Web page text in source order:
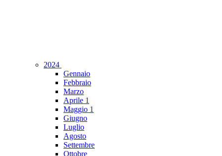
2024
Gennaio
Febbraio
Marzo
Aprile 1
Maggio 1
Giugno
Luglio
Agosto
Settembre
Ottobre